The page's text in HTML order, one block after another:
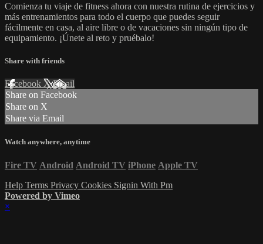
Comienza tu viaje de fitness ahora con nuestra rutina de ejercicios y
más entrenamientos para todo el cuerpo que puedes seguir
fácilmente en casa, al aire libre o de vacaciones sin ningún tipo de
equipamiento. ¡Únete al reto y pruébalo!
Share with friends
Facebook XEmail
Share on Facebook
Share on X
Share via Email
Watch anywhere, anytime
Fire TV Android Android TV iPhone Apple TV
Help Terms Privacy Cookies Signin With Pm
Powered by Vimeo
×